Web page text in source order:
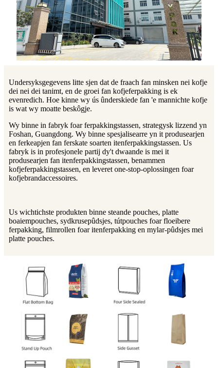
Undersyksgegevens litte sjen dat de fraach fan minsken nei kofje
dei nei dei tanimt, en de groei fan kofjeferpakking is ek
evenredich. Hoe kinne wy ​​ús ûnderskiede fan 'e mannichte kofje
is wat wy moatte beskôgje.
Wy binne in fabryk foar ferpakkingstassen, strategysk lizzend yn
Foshan, Guangdong. Wy binne spesjalisearre yn it produsearjen
en ferkeapjen fan ferskate soarten itenferpakkingstassen. Us
fabryk is in profesjonele partij dy't dwaande is mei it
produsearjen fan itenferpakkingstassen, benammen
kofjeferpakkingstassen, en leveret one-stop-oplossingen foar
kofjebrandaccessoires.
Us wichtichste produkten binne steande pouches, platte
boaiempouches, sydkrusepûdsjes, tútpouches foar floeibere
ferpakking, filmrollen foar itenferpakking en mylar-pûdsjes mei
platte pouches.